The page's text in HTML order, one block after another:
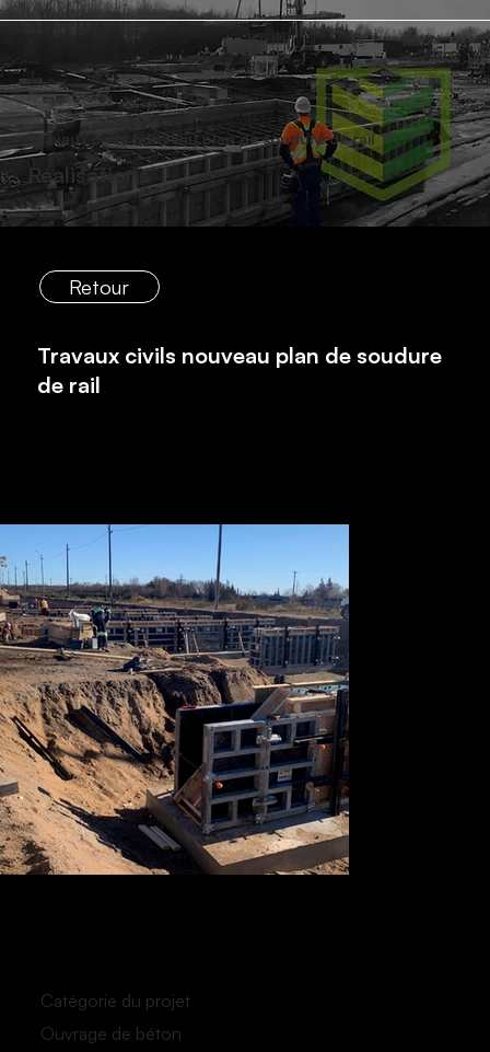
Réalisations
Travaux civils nouveau plan de soudure de rail
Retour
Ouvrage de béton
Catégorie du projet
Travaux civils nouveau plan de soudure
de rail